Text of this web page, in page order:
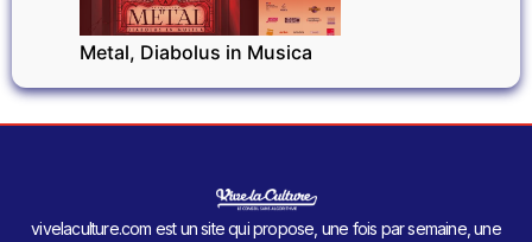
Metal, Diabolus in Musica
vivelaculture.com est un site qui propose, une fois par semaine, une